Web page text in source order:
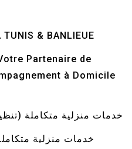
TUNIS & BANLIEUE
Partenaire de
à Domicile
خدمات منزلية متكاملة
خدمات منزلية